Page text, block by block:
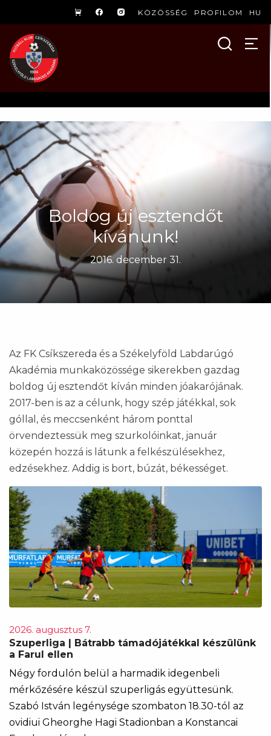
KÖZÖSSÉG PROFILOM HU
Boldog új esztendőt
kívánunk!
2016. december 31.
Az FK Csíkszereda és a Székelyföld Labdarúgó
Akadémia munkaközössége sikerekben gazdag
boldog új esztendőt kíván minden jóakarójának.
2017-ben is az a célunk, hogy szép játékkal, sok
góllal, és meccsenként három ponttal
örvendeztessük meg szurkolóinkat, január
közepén hozzá is látunk a felkészülésekhez,
edzésekhez. Addig is bort, búzát, békességet.
2026. augusztus 7.
Szuperliga | Bátrabb támadójátékkal készülünk
a Farul ellen
Négy fordulón belül a harmadik idegenbeli
mérkőzésére készül szuperligás együttesünk.
Szabó István legénysége szombaton 18.30-tól az
ovidiui Gheorghe Hagi Stadionban a Konstancai